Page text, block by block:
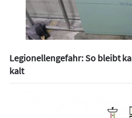
Legionellengefahr: So bleibt
kalt